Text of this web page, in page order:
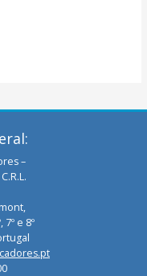
–
e 8º